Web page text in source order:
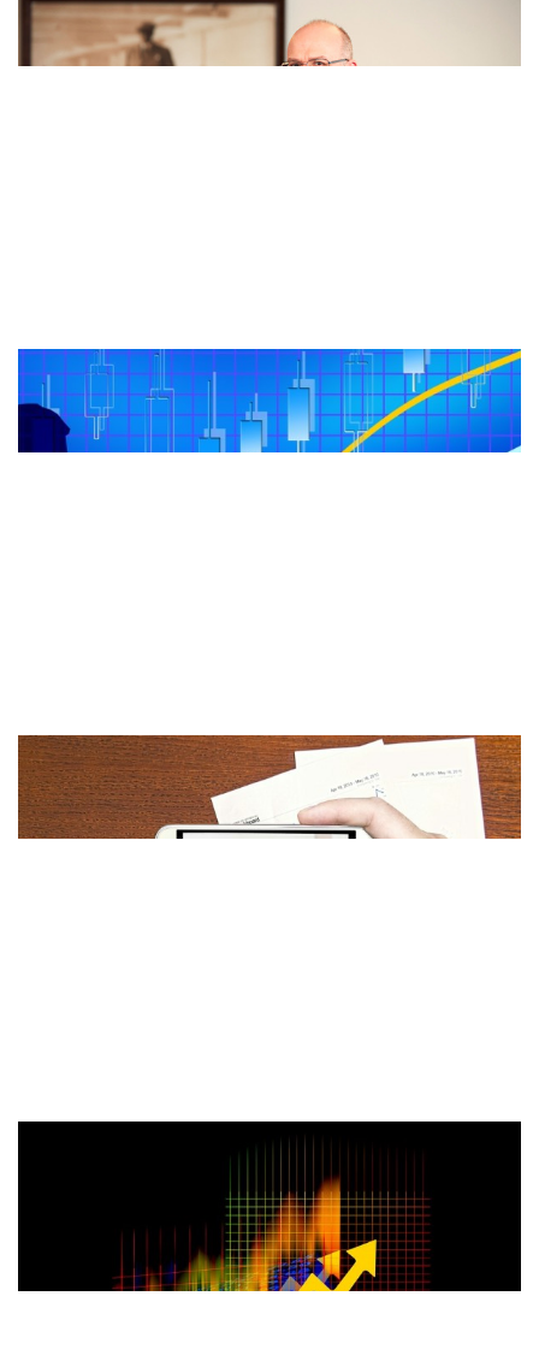
OPET, müşteri memnuniyetinde yine z..
Sanayi üretimi haziranda yüzde 0,1 ..
Küresel piyasalarda gözler ABD enfl..
İSO İhracat Pazarları İklim Endeksi..
Kültür - Sanat